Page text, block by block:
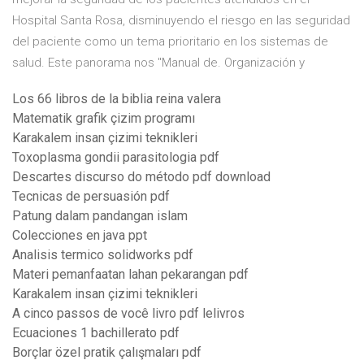
Hospital Santa Rosa, disminuyendo el riesgo en las seguridad
del paciente como un tema prioritario en los sistemas de
salud. Este panorama nos "Manual de. Organización y
Los 66 libros de la biblia reina valera
Matematik grafik çizim programı
Karakalem insan çizimi teknikleri
Toxoplasma gondii parasitologia pdf
Descartes discurso do método pdf download
Tecnicas de persuasión pdf
Patung dalam pandangan islam
Colecciones en java ppt
Analisis termico solidworks pdf
Materi pemanfaatan lahan pekarangan pdf
Karakalem insan çizimi teknikleri
A cinco passos de você livro pdf lelivros
Ecuaciones 1 bachillerato pdf
Borçlar özel pratik çalışmaları pdf